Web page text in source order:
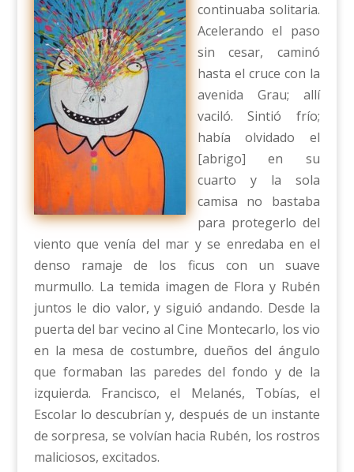
continuaba solitaria.
Acelerando el paso
sin cesar, caminó
hasta el cruce con la
avenida Grau; allí
vaciló. Sintió frío;
había olvidado el
[abrigo] en su
cuarto y la sola
camisa no bastaba
para protegerlo del
viento que venía del mar y se enredaba en el
denso ramaje de los ficus con un suave
murmullo. La temida imagen de Flora y Rubén
juntos le dio valor, y siguió andando. Desde la
puerta del bar vecino al Cine Montecarlo, los vio
en la mesa de costumbre, dueños del ángulo
que formaban las paredes del fondo y de la
izquierda. Francisco, el Melanés, Tobías, el
Escolar lo descubrían y, después de un instante
de sorpresa, se volvían hacia Rubén, los rostros
maliciosos, excitados.